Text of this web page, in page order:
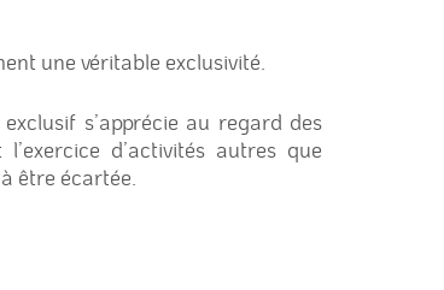
une véritable exclusivité.
s’apprécie au regard des
d’activités autres que
être écartée.